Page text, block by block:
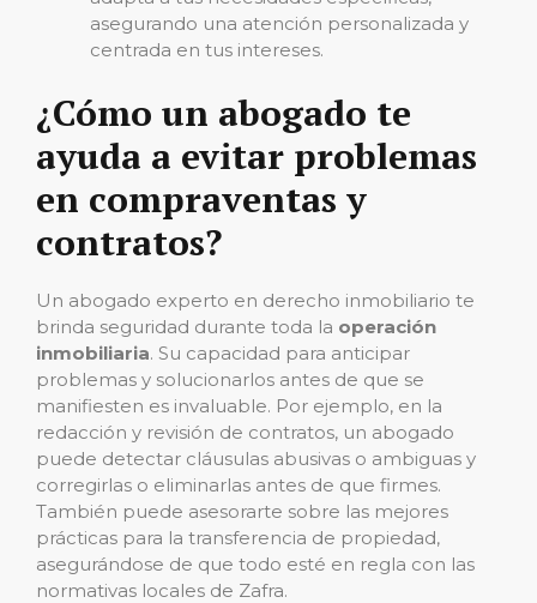
asegurando una atención personalizada y
centrada en tus intereses.
¿Cómo un abogado te
ayuda a evitar problemas
en compraventas y
contratos?
Un abogado experto en derecho inmobiliario te
brinda seguridad durante toda la operación
inmobiliaria. Su capacidad para anticipar
problemas y solucionarlos antes de que se
manifiesten es invaluable. Por ejemplo, en la
redacción y revisión de contratos, un abogado
puede detectar cláusulas abusivas o ambiguas y
corregirlas o eliminarlas antes de que firmes.
También puede asesorarte sobre las mejores
prácticas para la transferencia de propiedad,
asegurándose de que todo esté en regla con las
normativas locales de Zafra.